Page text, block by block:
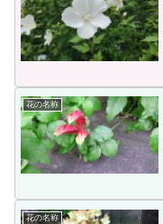
花の名称
花の名称